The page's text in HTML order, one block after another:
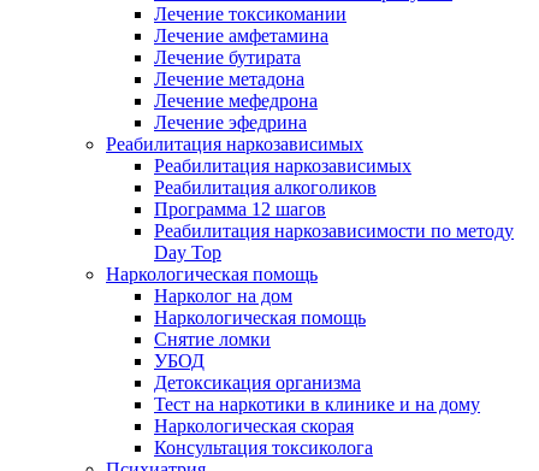
Лечение токсикомании
Лечение амфетамина
Лечение бутирата
Лечение метадона
Лечение мефедрона
Лечение эфедрина
Реабилитация наркозависимых
Реабилитация наркозависимых
Реабилитация алкоголиков
Программа 12 шагов
Реабилитация наркозависимости по методу
Day Top
Наркологическая помощь
Нарколог на дом
Наркологическая помощь
Снятие ломки
УБОД
Детоксикация организма
Тест на наркотики в клинике и на дому
Наркологическая скорая
Консультация токсиколога